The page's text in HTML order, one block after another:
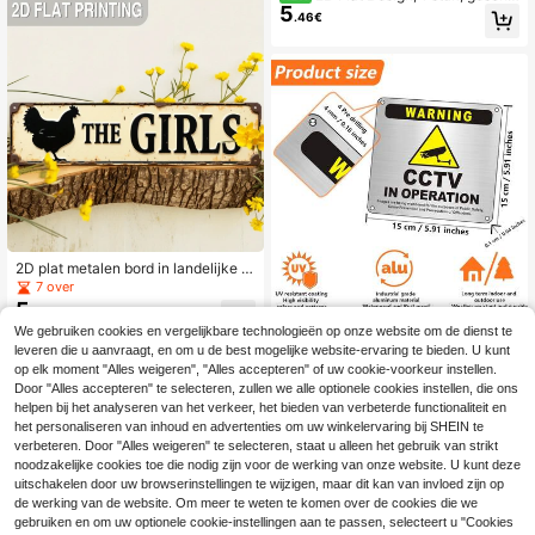
theedranken, vooraf geboord voor i
2D plat metalen bord in landelijke st
ijl "Las Chicas" met kippensilhouet
- Vintage boerderijdecoratie, 10 x 4
kt voor keuken of slaapkamer, geen
elektriciteit nodig, hoogwaardig dec
oratief paneel, interieurontwerp, rus
tieke charme
7 over
5
t voor herengrot, garage, bar en wo
onruimte - vintage Mykonos metale
ostalgische hangende plaquette, sp
eciaal gemaakt voor auto-enthousi
astelingen en verzamelaars, (willek
eurige stijl)
5.46€
1/2 stuks CCTV in werking bord van
metaal met zelfklevende achterkan
t, 5,9 x 5,9 inch CCTV waarschuwin
gsborden van geborsteld aluminium
7 over
4.72€
We gebruiken cookies en vergelijkbare technologieën op onze website om de dienst te
leveren die u aanvraagt, en om u de best mogelijke website-ervaring te bieden. U kunt
op elk moment "Alles weigeren", "Alles accepteren" of uw cookie-voorkeur instellen.
Door "Alles accepteren" te selecteren, zullen we alle optionele cookies instellen, die ons
helpen bij het analyseren van het verkeer, het bieden van verbeterde functionaliteit en
het personaliseren van inhoud en advertenties om uw winkelervaring bij SHEIN te
verbeteren. Door "Alles weigeren" te selecteren, staat u alleen het gebruik van strikt
noodzakelijke cookies toe die nodig zijn voor de werking van onze website. U kunt deze
uitschakelen door uw browserinstellingen te wijzigen, maar dit kan van invloed zijn op
de werking van de website. Om meer te weten te komen over de cookies die we
gebruiken en om uw optionele cookie-instellingen aan te passen, selecteert u "Cookies